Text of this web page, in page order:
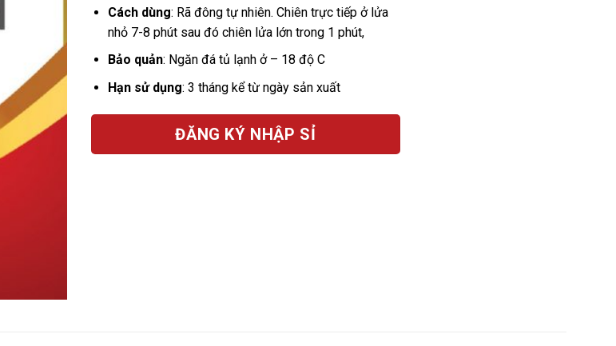
Cách dùng: Rã đông tự nhiên. Chiên trực tiếp ở lửa
nhỏ 7-8 phút sau đó chiên lửa lớn trong 1 phút,
Bảo quản: Ngăn đá tủ lạnh ở – 18 độ C
Hạn sử dụng: 3 tháng kể từ ngày sản xuất
ĐĂNG KÝ NHẬP SỈ